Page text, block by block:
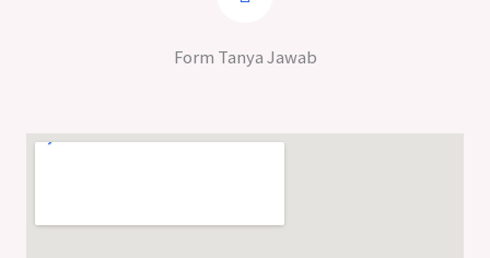
Form Tanya Jawab